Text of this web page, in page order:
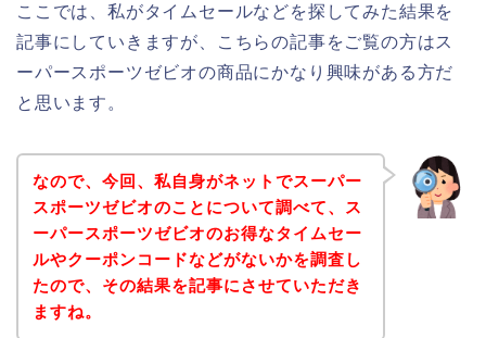
ここでは、私がタイムセールなどを探してみた結果を
記事にしていきますが、こちらの記事をご覧の方はス
ーパースポーツゼビオの商品にかなり興味がある方だ
と思います。
なので、今回、私自身がネットでスーパー
スポーツゼビオのことについて調べて、ス
ーパースポーツゼビオのお得なタイムセー
ルやクーポンコードなどがないかを調査し
たので、その結果を記事にさせていただき
ますね。